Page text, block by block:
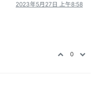
2023年5月27日 上午8:58
0